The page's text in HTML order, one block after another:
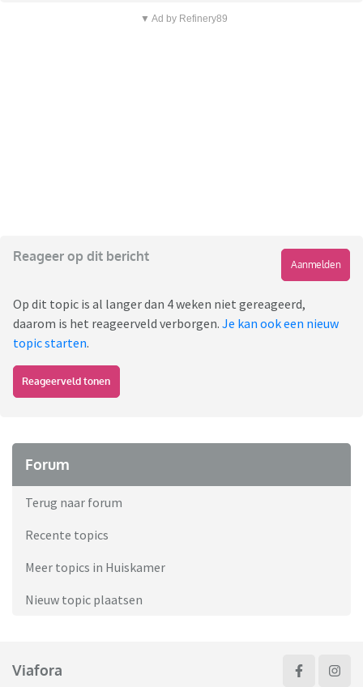
▼ Ad by Refinery89
Reageer op dit bericht
Aanmelden
Op dit topic is al langer dan 4 weken niet gereageerd,
daarom is het reageerveld verborgen. Je kan ook een nieuw
topic starten.
Reageerveld tonen
Forum
Terug naar forum
Recente topics
Meer topics in Huiskamer
Nieuw topic plaatsen
Viafora